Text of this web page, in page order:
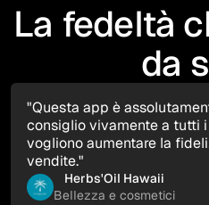
La fedeltà
da
"Questa app è
consiglio vivamente a tutti
vogliono aumentare la
vendite."
Herbs'Oil Hawaii
Bellezza e cosmetici